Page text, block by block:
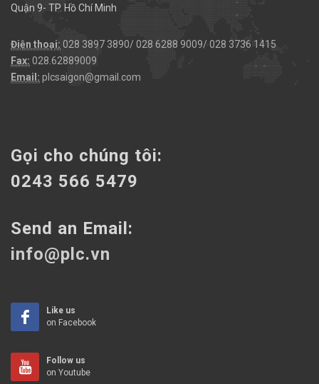
Quận 9- TP. Hồ Chí Minh
Điện thoại: 028 3897 3890/ 028 6288 9009/ 028 3736 1415
Fax: 028.62889009
Email: plcsaigon@gmail.com
Gọi cho chúng tôi:
0243 566 5479
Send an Email:
info@plc.vn
Like us
on Facebook
Follow us
on Youtube